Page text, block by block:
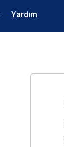
Yardım